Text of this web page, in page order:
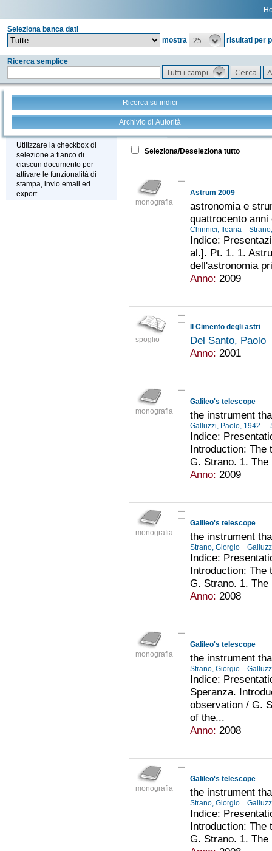
Seleziona banca dati
mostra
25 risultati per
Ricerca semplice
Tutti i campi
Ricerca su indici
Archivio di Autorità
Stampa - Email - Export
Utilizzare la checkbox di
selezione a fianco di
ciascun documento per
attivare le funzionalità di
stampa, invio email ed
export.
Tutto +
Seleziona/Deseleziona tutto
monografia
Astrum 2009
astronomia e
quattrocento anni
Chinnici, Ileana
Indice:
al.]. Pt. 1. 1.
dell'astronomia
Anno: 2009
spoglio
Il Cimento degli astri
Del Santo, Paolo
Anno: 2001
monografia
Galileo's telescope
the instrument
Galluzzi, Paolo, 1942-
Indice:
Introduction: The
G. Strano. 1.
Anno: 2009
monografia
Galileo's telescope
the instrument
Strano, Giorgio
Indice:
Introduction: The
G. Strano. 1.
Anno: 2008
monografia
Galileo's telescope
the instrument
Strano, Giorgio
Indice:
Speranza.
observation / G.
of the...
Anno: 2008
monografia
Galileo's telescope
the instrument
Strano, Giorgio
Indice:
Introduction: The
G. Strano. 1.